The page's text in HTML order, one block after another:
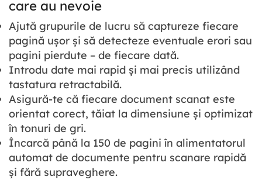
care au nevoie
Ajută grupurile de lucru să captureze fiecare
pagină ușor și să detecteze eventuale erori sau
pagini pierdute – de fiecare dată.
Introdu date mai rapid și mai precis utilizând
tastatura retractabilă.
Asigură-te că fiecare document scanat este
orientat corect, tăiat la dimensiune și optimizat
în tonuri de gri.
Încarcă până la 150 de pagini în alimentatorul
automat de documente pentru scanare rapidă
și fără supraveghere.